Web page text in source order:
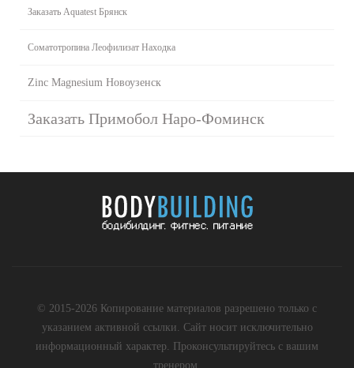
Заказать Aquatest Брянск
Соматотропина Леофилизат Находка
Zinc Magnesium Новоузенск
Заказать Примобол Наро-Фоминск
© 2015-2026 Копирование материалов разрешено только с
указанием активной ссылки. Сайт носит исключительно
информационный характер. Проконсультируйтесь с вашим
тренером.